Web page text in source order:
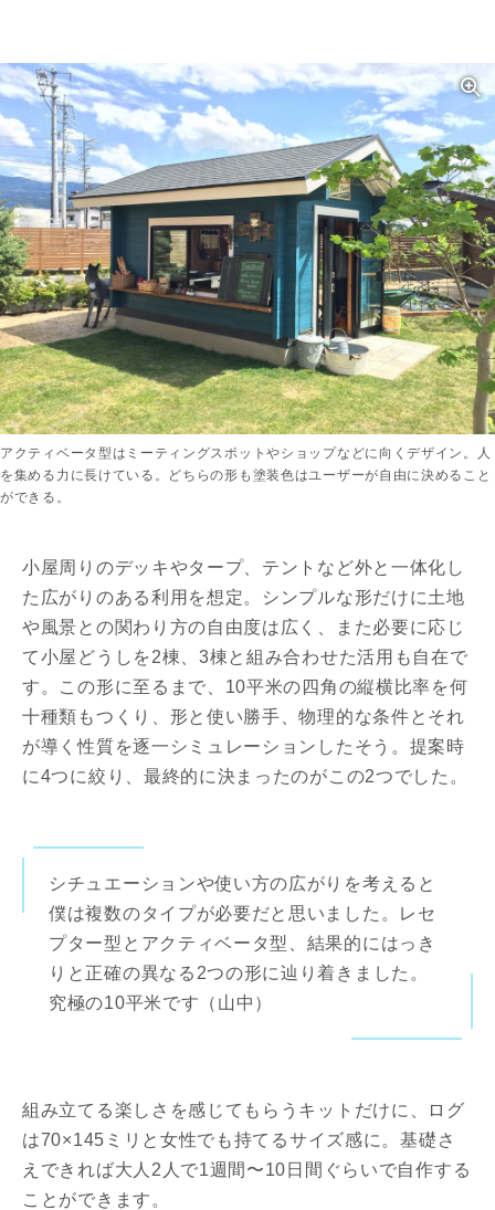
アクティベータ型はミーティングスポットやショップなどに向くデザイン。人
を集める力に長けている。どちらの形も塗装色はユーザーが自由に決めること
ができる。
小屋周りのデッキやタープ、テントなど外と一体化し
た広がりのある利用を想定。シンプルな形だけに土地
や風景との関わり方の自由度は広く、また必要に応じ
て小屋どうしを2棟、3棟と組み合わせた活用も自在で
す。この形に至るまで、10平米の四角の縦横比率を何
十種類もつくり、形と使い勝手、物理的な条件とそれ
が導く性質を逐一シミュレーションしたそう。提案時
に4つに絞り、最終的に決まったのがこの2つでした。
シチュエーションや使い方の広がりを考えると
僕は複数のタイプが必要だと思いました。レセ
プター型とアクティベータ型、結果的にはっき
りと正確の異なる2つの形に辿り着きました。
究極の10平米です（山中）
組み立てる楽しさを感じてもらうキットだけに、ログ
は70×145ミリと女性でも持てるサイズ感に。基礎さ
えできれば大人2人で1週間〜10日間ぐらいで自作する
ことができます。